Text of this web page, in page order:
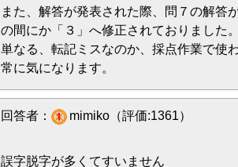
また、解答が発表された際、問７の解答
の間にか「３」へ修正されておりました
単なる、転記ミスなのか、採点作業で使
常に気になります。
回答者： mimiko（評価:1361）
誤字脱字が多くてすいません